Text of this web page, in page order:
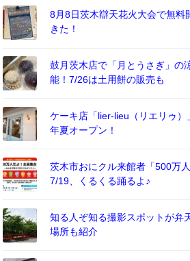
8月8日茨木辯天花火大会で無料
きた！
鼓月茨木店で「月とうさぎ」の
能！7/26は土用餅の販売も
ケーキ店「lier-lieu（リエリゥ
年夏オープン！
茨木市おにクル来館者「500万
7/19、くるくる踊るよ♪
知る人ぞ知る撮影スポットが弁
場所も紹介